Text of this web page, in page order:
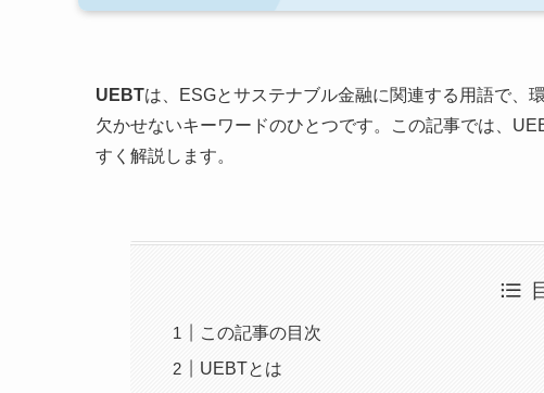
UEBTは、ESGとサステナブル金融に関連する用語で、
欠かせないキーワードのひとつです。この記事では、
すく解説します。
この記事の目次
UEBTとは